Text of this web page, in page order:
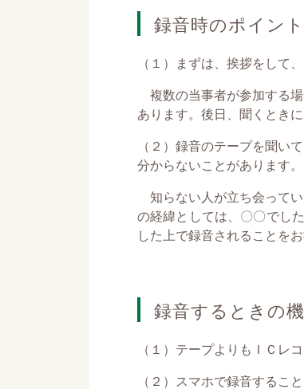
録音時のポイント
（１）まずは、挨拶をして
複数の当事者が参加する
あります。後日、聞くとき
（２）録音のテープを聞い
分からないことがあります。
知らない人が立ち会って
の経緯としては、〇〇でし
した上で録音されることをお
録音するときの
（１）テープよりもＩＣレ
（２）スマホで録音するこ